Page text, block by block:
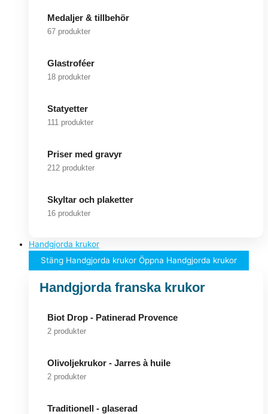
Medaljer & tillbehör
67 produkter
Glastroféer
18 produkter
Statyetter
111 produkter
Priser med gravyr
212 produkter
Skyltar och plaketter
16 produkter
Handgjorda krukor
Stäng Handgjorda krukor Öppna Handgjorda krukor
Handgjorda franska krukor
Biot Drop - Patinerad Provence
2 produkter
Olivoljekrukor - Jarres à huile
2 produkter
Traditionell - glaserad